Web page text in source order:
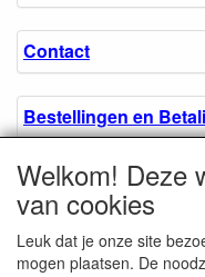
Contact
Bestellingen en
Algemene
Over ons.
Welkom! Deze
van cookies
Leuk dat je onze site
mogen plaatsen. De